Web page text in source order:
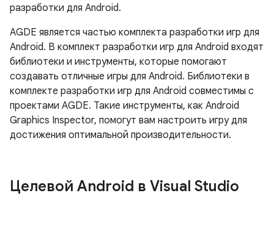
разработки для Android.
AGDE является частью комплекта разработки игр для
Android. В комплект разработки игр для Android входят
библиотеки и инструменты, которые помогают
создавать отличные игры для Android. Библиотеки в
комплекте разработки игр для Android совместимы с
проектами AGDE. Такие инструменты, как Android
Graphics Inspector, помогут вам настроить игру для
достижения оптимальной производительности.
Целевой Android в Visual Studio